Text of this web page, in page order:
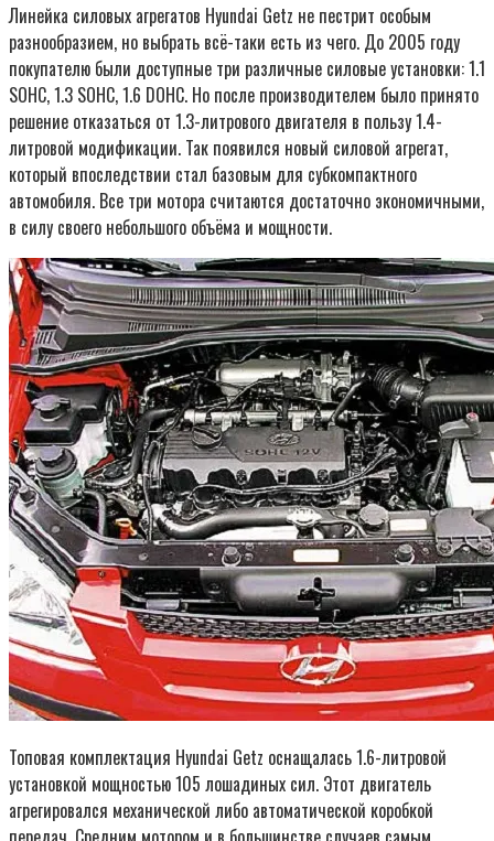
Линейка силовых агрегатов Hyundai Getz не пестрит особым
разнообразием, но выбрать всё-таки есть из чего. До 2005 году
покупателю были доступные три различные силовые установки: 1.1
SOHC, 1.3 SOHC, 1.6 DOHC. Но после производителем было принято
решение отказаться от 1.3-литрового двигателя в пользу 1.4-
литровой модификации. Так появился новый силовой агрегат,
который впоследствии стал базовым для субкомпактного
автомобиля. Все три мотора считаются достаточно экономичными,
в силу своего небольшого объёма и мощности.
Топовая комплектация Hyundai Getz оснащалась 1.6-литровой
установкой мощностью 105 лошадиных сил. Этот двигатель
агрегировался механической либо автоматической коробкой